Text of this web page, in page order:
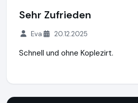
Sehr Zufrieden
Eva 20.12.2025
Schnell und ohne Koplezirt.